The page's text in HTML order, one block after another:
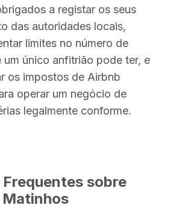
a registar os seus
das autoridades locais,
limites no número de
um único anfitrião pode ter, e
os impostos de Airbnb
operar um negócio de
legalmente conforme.
sobre